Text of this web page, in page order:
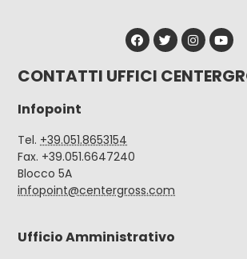
CONTATTI UFFICI
Infopoint
Tel. +39.051.8653154
Fax. +39.051.6647240
Blocco 5A
infopoint@centergross.com
Ufficio Amministrativo